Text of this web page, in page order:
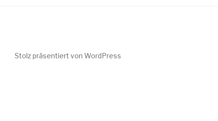
Stolz präsentiert von WordPress